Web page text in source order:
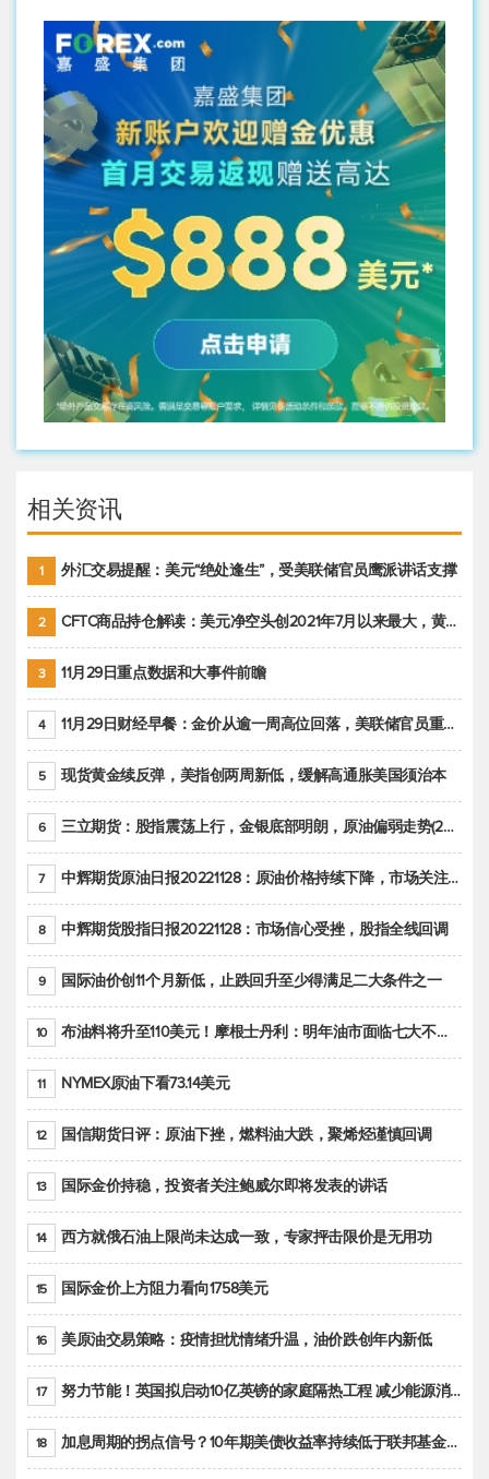
相关资讯
1 外汇交易提醒：美元“绝处逢生”，受美联储官员鹰派讲话支撑
2 CFTC商品持仓解读：美元净空头创2021年7月以来最大，黄金期货投机性净多头头寸减少
3 11月29日重点数据和大事件前瞻
4 11月29日财经早餐：金价从逾一周高位回落，美联储官员重申鹰派立场推动美元回升
5 现货黄金续反弹，美指创两周新低，缓解高通胀美国须治本
6 三立期货：股指震荡上行，金银底部明朗，原油偏弱走势(20221128收评)
7 中辉期货原油日报20221128：原油价格持续下降，市场关注OPEC+新一轮产能政策
8 中辉期货股指日报20221128：市场信心受挫，股指全线回调
9 国际油价创11个月新低，止跌回升至少得满足二大条件之一
10 布油料将升至110美元！摩根士丹利：明年油市面临七大不确定性
11 NYMEX原油下看73.14美元
12 国信期货日评：原油下挫，燃料油大跌，聚烯烃谨慎回调
13 国际金价持稳，投资者关注鲍威尔即将发表的讲话
14 西方就俄石油上限尚未达成一致，专家抨击限价是无用功
15 国际金价上方阻力看向1758美元
16 美原油交易策略：疫情担忧情绪升温，油价跌创年内新低
17 努力节能！英国拟启动10亿英镑的家庭隔热工程 减少能源消耗
18 加息周期的拐点信号？10年期美债收益率持续低于联邦基金利率目标区间